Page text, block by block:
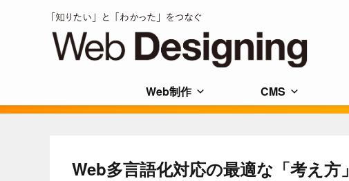
Web制作 CMS
Web多言語化対応の最適な「考え方」